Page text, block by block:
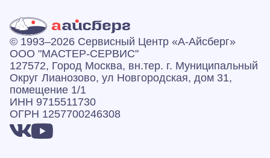
© 1993–2026 Сервисный Центр «А‑Айсберг»
ООО "МАСТЕР-СЕРВИС"
127572, Город Москва, вн.тер. г. Муниципальный
Округ Лианозово, ул Новгородская, дом 31,
помещение 1/1
ИНН 9715511730
ОГРН 1257700246308